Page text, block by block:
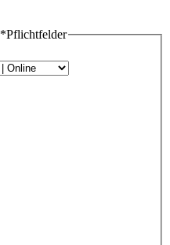
*Pflichtfelder